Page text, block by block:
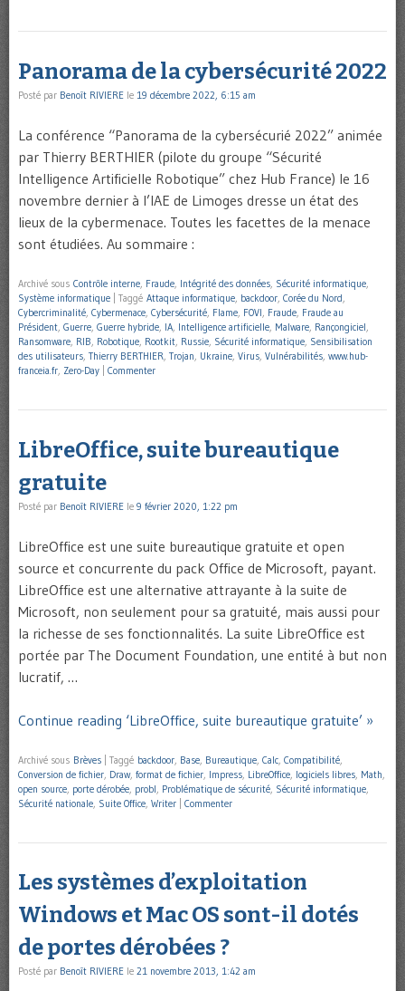
Panorama de la cybersécurité 2022
Posté par Benoît RIVIERE le 19 décembre 2022, 6:15 am
La conférence “Panorama de la cybersécurié 2022” animée
par Thierry BERTHIER (pilote du groupe “Sécurité
Intelligence Artificielle Robotique” chez Hub France) le 16
novembre dernier à l’IAE de Limoges dresse un état des
lieux de la cybermenace. Toutes les facettes de la menace
sont étudiées. Au sommaire :
Archivé sous Contrôle interne, Fraude, Intégrité des données, Sécurité informatique,
Système informatique
Taggé Attaque informatique, backdoor, Corée du Nord,
Cybercriminalité, Cybermenace, Cybersécurité, Flame, FOVI, Fraude, Fraude au
Président, Guerre, Guerre hybride, IA, Intelligence artificielle, Malware, Rançongiciel,
Ransomware, RIB, Robotique, Rootkit, Russie, Sécurité informatique, Sensibilisation
des utilisateurs, Thierry BERTHIER, Trojan, Ukraine, Virus, Vulnérabilités, www.hub-
franceia.fr, Zero-Day Commenter
LibreOffice, suite bureautique
gratuite
Posté par Benoît RIVIERE le 9 février 2020, 1:22 pm
LibreOffice est une suite bureautique gratuite et open
source et concurrente du pack Office de Microsoft, payant.
LibreOffice est une alternative attrayante à la suite de
Microsoft, non seulement pour sa gratuité, mais aussi pour
la richesse de ses fonctionnalités. La suite LibreOffice est
portée par The Document Foundation, une entité à but non
lucratif, …
Continue reading ‘LibreOffice, suite bureautique gratuite’ »
Archivé sous Brèves Taggé backdoor Base Bureautique Calc Compatibilité
Conversion de fichier Draw, format de fichier Impress LibreOffice logiciels libres Math
open source porte dérobée probl Problématique de sécurité Sécurité informatique
Sécurité nationale Suite Office Writer Commenter
Les systèmes d’exploitation
Windows et Mac OS sont-il dotés
de portes dérobées ?
Posté par Benoît RIVIERE le 21 novembre 2013, 1:42 am